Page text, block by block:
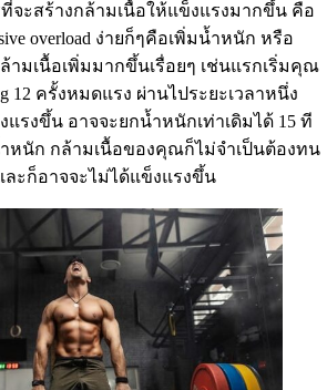
จะสร้างกล้ามเนื้อให้แข็งแรงมากขึ้น คือ
overload ง่ายก็ๆคือเพิ่มน้ำหนัก หรือ
ามเนื้อเพิ่มมากขึ้นเรื่อยๆ เช่นแรกเริ่มคุณ
12 ครั้งหมดแรง ผ่านไประยะเวลาหนึ่ง
รงขึ้น อาจจะยกน้ำหนักเท่าเดิมได้ 15 ที
หนัก กล้ามเนื้อของคุณก็ไม่จำเป็นต้องทน
ละก็อาจจะไม่ได้แข็งแรงขึ้น